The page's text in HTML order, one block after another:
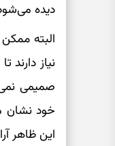
دیده
البته
نیاز
صمیمی
خود نشان
این ظاهر